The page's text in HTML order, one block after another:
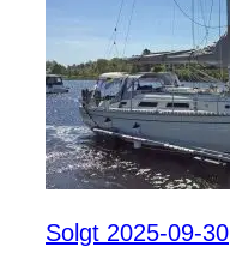
Solgt 2025-09-30